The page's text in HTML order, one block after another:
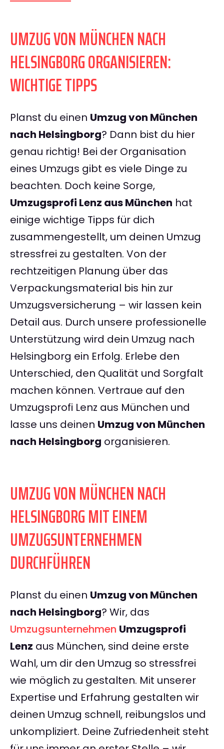
UMZUG VON MÜNCHEN NACH
HELSINGBORG ORGANISIEREN:
WICHTIGE TIPPS
Planst du einen Umzug von München
nach Helsingborg? Dann bist du hier
genau richtig! Bei der Organisation
eines Umzugs gibt es viele Dinge zu
beachten. Doch keine Sorge,
Umzugsprofi Lenz aus München hat
einige wichtige Tipps für dich
zusammengestellt, um deinen Umzug
stressfrei zu gestalten. Von der
rechtzeitigen Planung über das
Verpackungsmaterial bis hin zur
Umzugsversicherung – wir lassen kein
Detail aus. Durch unsere professionelle
Unterstützung wird dein Umzug nach
Helsingborg ein Erfolg. Erlebe den
Unterschied, den Qualität und Sorgfalt
machen können. Vertraue auf den
Umzugsprofi Lenz aus München und
lasse uns deinen Umzug von München
nach Helsingborg organisieren.
UMZUG VON MÜNCHEN NACH
HELSINGBORG MIT EINEM
UMZUGSUNTERNEHMEN
DURCHFÜHREN
Planst du einen Umzug von München
nach Helsingborg? Wir, das
Umzugsunternehmen Umzugsprofi
Lenz aus München, sind deine erste
Wahl, um dir den Umzug so stressfrei
wie möglich zu gestalten. Mit unserer
Expertise und Erfahrung gestalten wir
deinen Umzug schnell, reibungslos und
unkompliziert. Deine Zufriedenheit steht